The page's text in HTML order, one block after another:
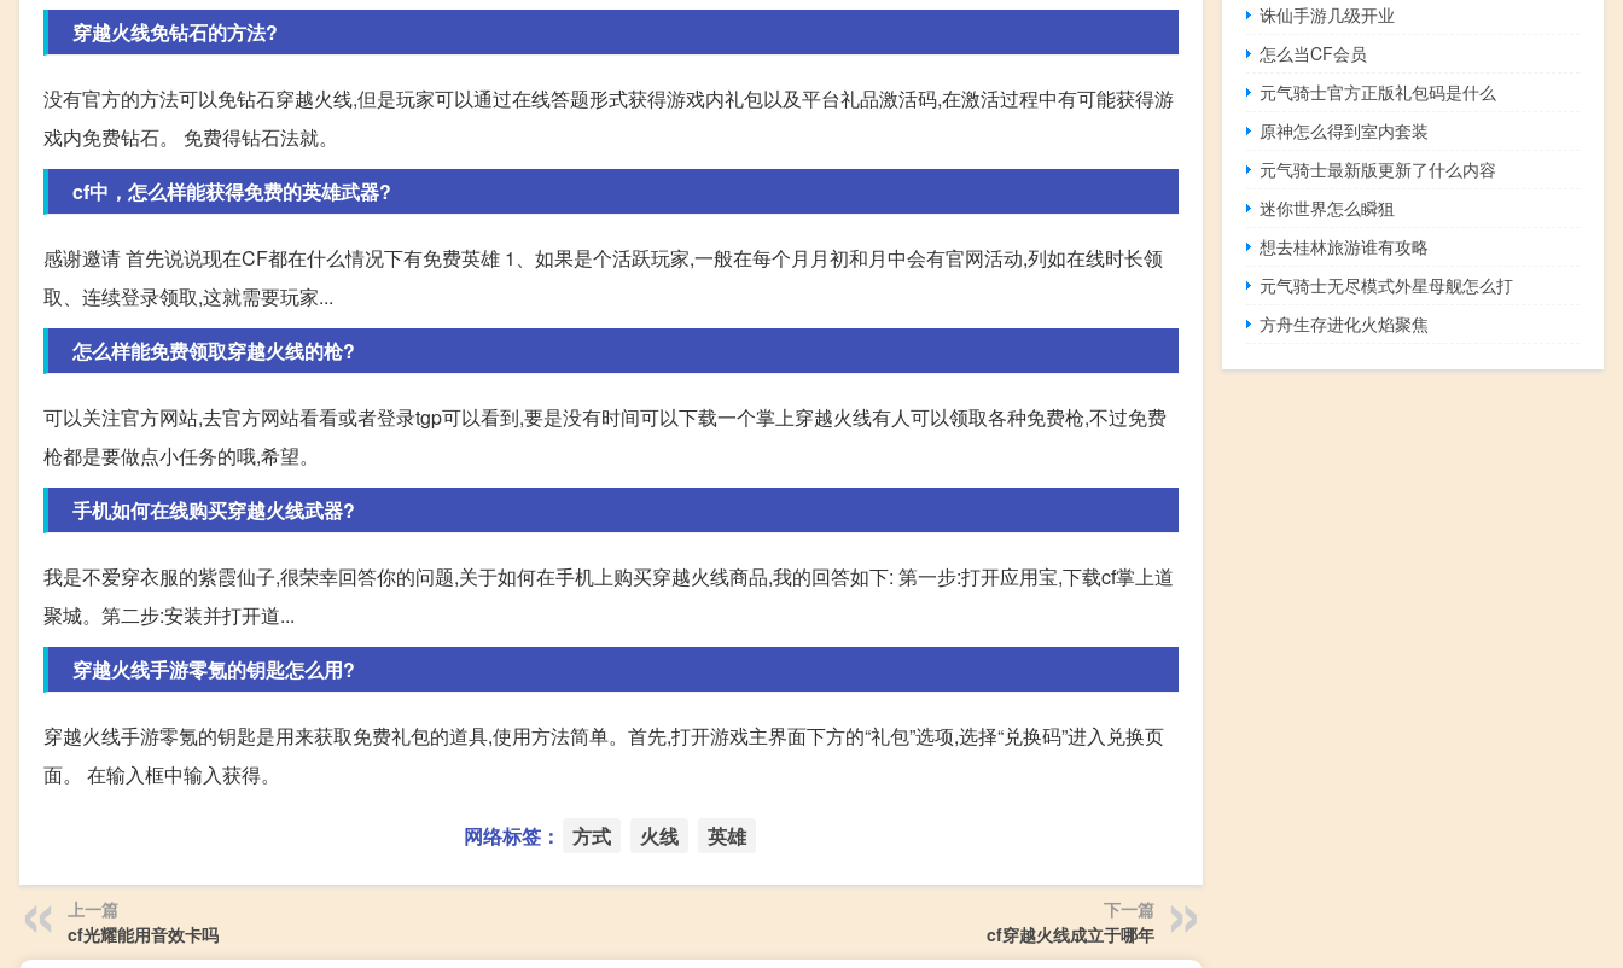
穿越火线免钻石的方法?
没有官方的方法可以免钻石穿越火线,但是玩家可以通过在线答题形式获得游戏内礼包以及平台礼品激活码,在激活过程中有可能获得游
戏内免费钻石。 免费得钻石法就。
cf中，怎么样能获得免费的英雄武器?
感谢邀请 首先说说现在CF都在什么情况下有免费英雄 1、如果是个活跃玩家,一般在每个月月初和月中会有官网活动,列如在线时长领
取、连续登录领取,这就需要玩家...
怎么样能免费领取穿越火线的枪?
可以关注官方网站,去官方网站看看或者登录tgp可以看到,要是没有时间可以下载一个掌上穿越火线有人可以领取各种免费枪,不过免费
枪都是要做点小任务的哦,希望。
手机如何在线购买穿越火线武器?
我是不爱穿衣服的紫霞仙子,很荣幸回答你的问题,关于如何在手机上购买穿越火线商品,我的回答如下: 第一步:打开应用宝,下载cf掌上道
聚城。第二步:安装并打开道...
穿越火线手游零氪的钥匙怎么用?
穿越火线手游零氪的钥匙是用来获取免费礼包的道具,使用方法简单。首先,打开游戏主界面下方的“礼包”选项,选择“兑换码”进入兑换页
面。 在输入框中输入获得。
网络标签： 方式 火线 英雄
上一篇
cf光耀能用音效卡吗
下一篇
cf穿越火线成立于哪年
诛仙手游几级开业
怎么当CF会员
元气骑士官方正版礼包码是什么
原神怎么得到室内套装
元气骑士最新版更新了什么内容
迷你世界怎么瞬狙
想去桂林旅游谁有攻略
元气骑士无尽模式外星母舰怎么打
方舟生存进化火焰聚焦